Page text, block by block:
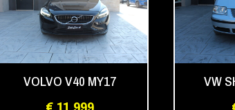
VOLVO V40 MY17 VW